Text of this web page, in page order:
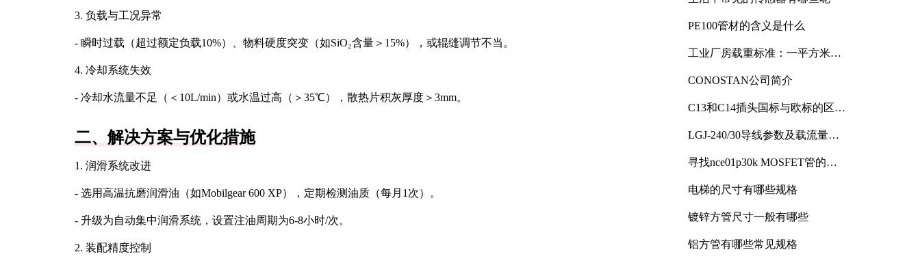
3. 负载与工况异常
- 瞬时过载（超过额定负载10%）、物料硬度突变（如SiO₂含量＞15%），或辊缝调节不当。
4. 冷却系统失效
- 冷却水流量不足（＜10L/min）或水温过高（＞35℃），散热片积灰厚度＞3mm。
二、解决方案与优化措施
1. 润滑系统改进
- 选用高温抗磨润滑油（如Mobilgear 600 XP），定期检测油质（每月1次）。
- 升级为自动集中润滑系统，设置注油周期为6-8小时/次。
2. 装配精度控制
PE100管材的含义是什么
工业厂房载重标准：一平方米能
CONOSTAN公司简介
C13和C14插头国标与欧标的区别
LGJ-240/30导线参数及载流量解
寻找nce01p30k MOSFET管的合
电梯的尺寸有哪些规格
镀锌方管尺寸一般有哪些
铝方管有哪些常见规格